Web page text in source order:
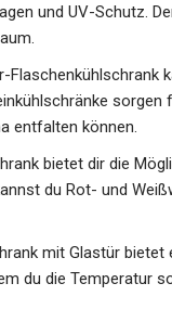
und UV-Schutz.
Flaschenkühlschrank
sorgen
entfalten können.
bietet dir die
du Rot- und
mit Glastür
du die Temperatur